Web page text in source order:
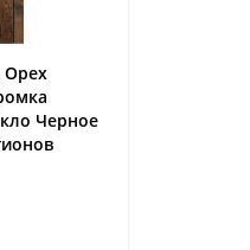
Орех
Черное